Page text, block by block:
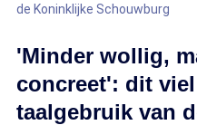
de Koninklijke Schouwburg
'Minder wollig,
concreet': dit
taalgebruik van